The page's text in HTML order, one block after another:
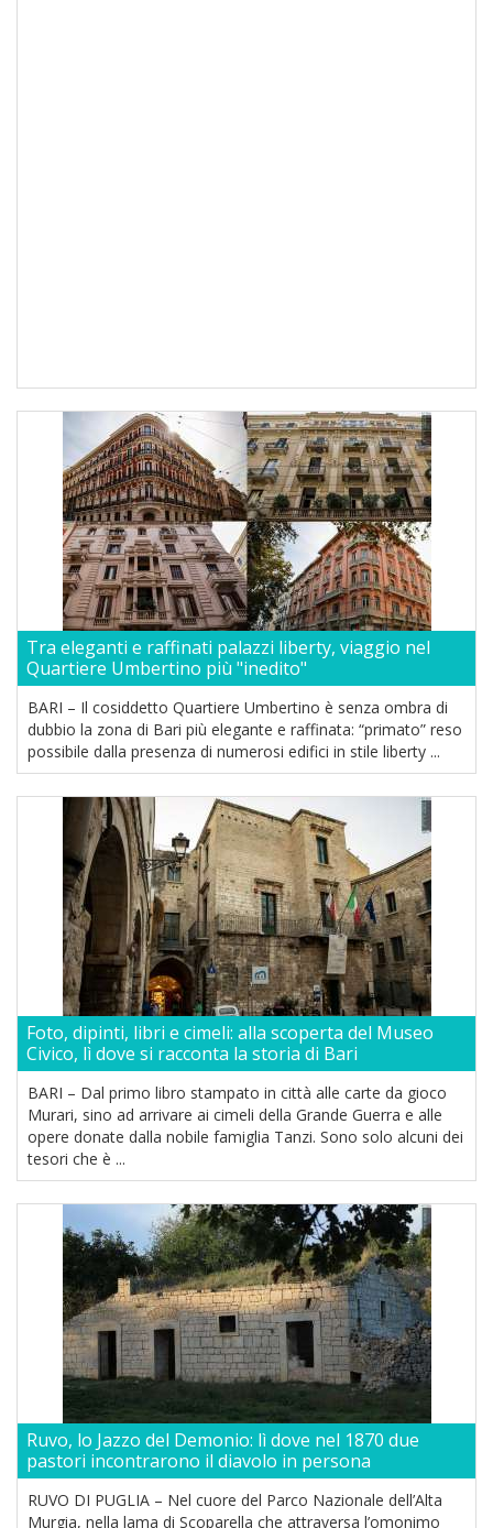
Tra eleganti e raffinati palazzi liberty, viaggio nel
Quartiere Umbertino più "inedito"
BARI – Il cosiddetto Quartiere Umbertino è senza ombra di
dubbio la zona di Bari più elegante e raffinata: “primato” reso
possibile dalla presenza di numerosi edifici in stile liberty ...
Foto, dipinti, libri e cimeli: alla scoperta del Museo
Civico, lì dove si racconta la storia di Bari
BARI – Dal primo libro stampato in città alle carte da gioco
Murari, sino ad arrivare ai cimeli della Grande Guerra e alle
opere donate dalla nobile famiglia Tanzi. Sono solo alcuni dei
tesori che è ...
Ruvo, lo Jazzo del Demonio: lì dove nel 1870 due
pastori incontrarono il diavolo in persona
RUVO DI PUGLIA – Nel cuore del Parco Nazionale dell’Alta
Murgia, nella lama di Scoparella che attraversa l’omonimo